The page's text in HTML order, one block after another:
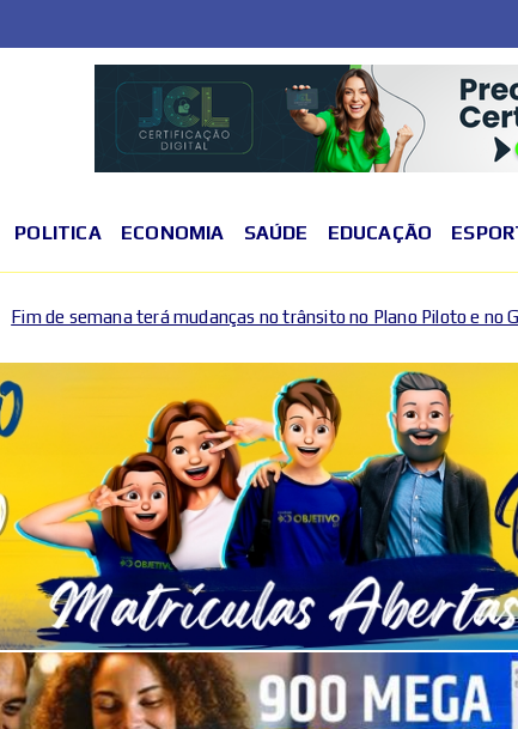
POLITICA ECONOMIA SAÚDE EDUCAÇÃO
no trânsito no Plano Piloto e no Gama por causa de eventos